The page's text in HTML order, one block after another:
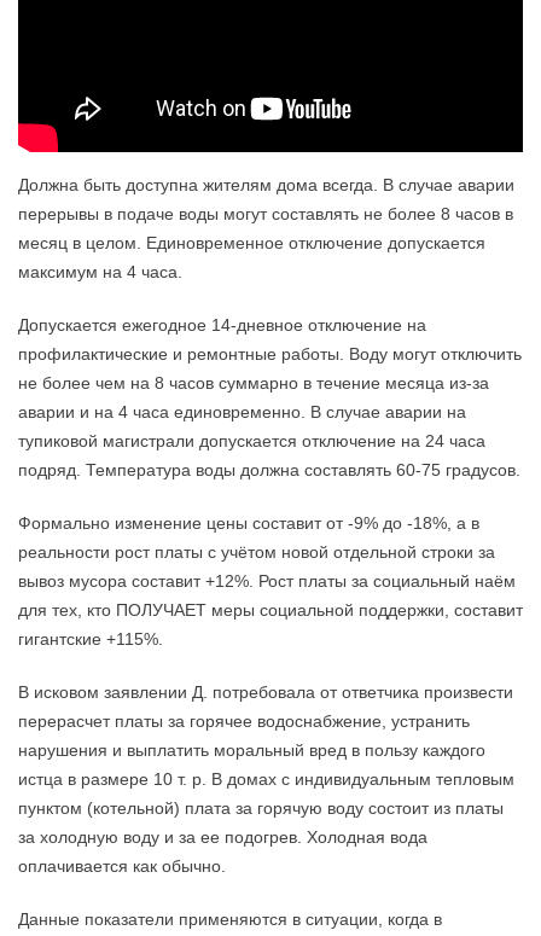
Должна быть доступна жителям дома всегда. В случае аварии
перерывы в подаче воды могут составлять не более 8 часов в
месяц в целом. Единовременное отключение допускается
максимум на 4 часа.
Допускается ежегодное 14-дневное отключение на
профилактические и ремонтные работы. Воду могут отключить
не более чем на 8 часов суммарно в течение месяца из-за
аварии и на 4 часа единовременно. В случае аварии на
тупиковой магистрали допускается отключение на 24 часа
подряд. Температура воды должна составлять 60-75 градусов.
Формально изменение цены составит от -9% до -18%, а в
реальности рост платы с учётом новой отдельной строки за
вывоз мусора составит +12%. Рост платы за социальный наём
для тех, кто ПОЛУЧАЕТ меры социальной поддержки, составит
гигантские +115%.
В исковом заявлении Д. потребовала от ответчика произвести
перерасчет платы за горячее водоснабжение, устранить
нарушения и выплатить моральный вред в пользу каждого
истца в размере 10 т. р. В домах с индивидуальным тепловым
пунктом (котельной) плата за горячую воду состоит из платы
за холодную воду и за ее подогрев. Холодная вода
оплачивается как обычно.
Данные показатели применяются в ситуации, когда в